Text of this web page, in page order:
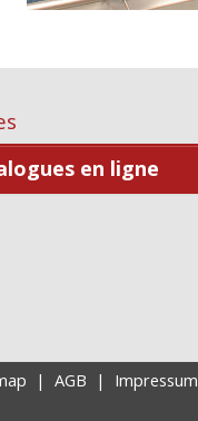
en ligne
| AGB | Impressum